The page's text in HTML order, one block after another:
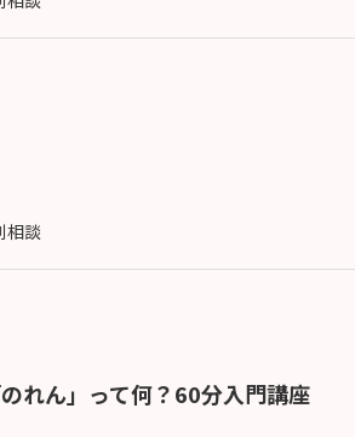
相談
れん」って何？60分入門講座